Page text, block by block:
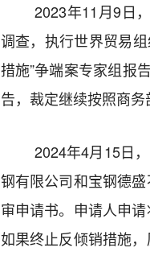
2023年11 月9日
调查， 执行世界贸易
措施”争端案专家组报
告， 裁定继续按照商务
2024年4月15日
钢有限公司和宝钢德
审申请书。 申请人申请
如果终止反倾销措施，